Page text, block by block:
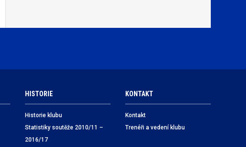
HISTORIE
Historie klubu
Statistiky soutěže 2010/11 –
2016/17
KONTAKT
Kontakt
Trenéři a vedení klubu